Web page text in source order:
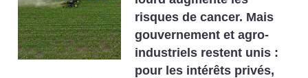
risques de cancer. Mais
gouvernement et agro-
industriels restent unis :
pour les intérêts privés,